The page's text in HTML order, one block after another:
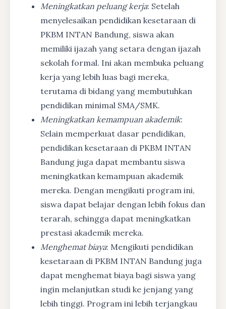
Meningkatkan peluang kerja: Setelah
menyelesaikan pendidikan kesetaraan di
PKBM INTAN Bandung, siswa akan
memiliki ijazah yang setara dengan ijazah
sekolah formal. Ini akan membuka peluang
kerja yang lebih luas bagi mereka,
terutama di bidang yang membutuhkan
pendidikan minimal SMA/SMK.
Meningkatkan kemampuan akademik:
Selain memperkuat dasar pendidikan,
pendidikan kesetaraan di PKBM INTAN
Bandung juga dapat membantu siswa
meningkatkan kemampuan akademik
mereka. Dengan mengikuti program ini,
siswa dapat belajar dengan lebih fokus dan
terarah, sehingga dapat meningkatkan
prestasi akademik mereka.
Menghemat biaya: Mengikuti pendidikan
kesetaraan di PKBM INTAN Bandung juga
dapat menghemat biaya bagi siswa yang
ingin melanjutkan studi ke jenjang yang
lebih tinggi. Program ini lebih terjangkau